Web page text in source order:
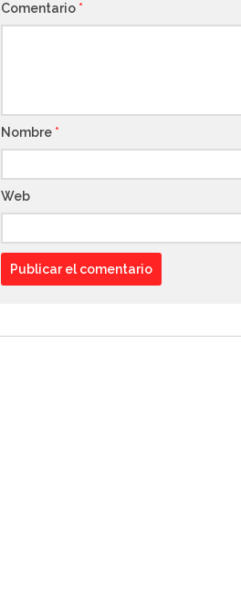
Comentario *
Nombre *
Web